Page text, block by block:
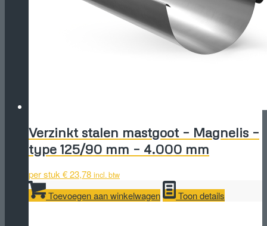
Verzinkt stalen mastgoot – Magnelis –
type 125/90 mm – 4.000 mm
per stuk€23,78 incl. btw
Toevoegen aan winkelwagen Toon details